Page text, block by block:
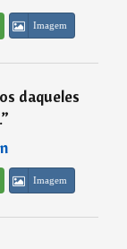
Imagem
daqueles
”
Imagem